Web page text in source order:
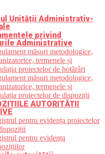
Unității Administrativ-
privind
Administrative
măsuri metodologice,
termenele și
proiectelor de hotărâri
măsuri metodologice,
termenele și
proiectelor de dispoziții
AUTORITĂȚII
pentru evidența proiectelor
pentru evidența